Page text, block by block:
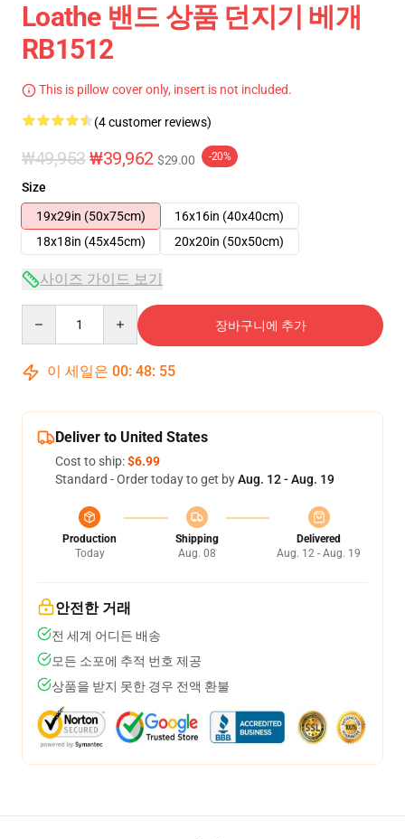
Loathe 밴드 상품 던지기 베개
RB1512
This is pillow cover only, insert is not included.
(4 customer reviews)
₩49,953 ₩39,962 $29.00 -20%
Size
19x29in (50x75cm)
16x16in (40x40cm)
18x18in (45x45cm)
20x20in (50x50cm)
사이즈 가이드 보기
장바구니에 추가
이 세일은 00: 48: 54
Deliver to United States
Cost to ship:$6.99
Standard - Order today to get byAug. 12 - Aug. 19
Production
Today
Shipping
Aug. 08
Delivered
Aug. 12 - Aug. 19
안전한 거래
전 세계 어디든 배송
모든 소포에 추적 번호 제공
상품을 받지 못한 경우 전액 환불